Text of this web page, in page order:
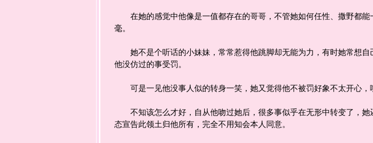
在她的感觉中他像是一值都存在的哥哥，不管她如何任性、撒野都能
毫。
她不是个听话的小妹妹，常常惹得他跳脚却无能为力，有时她常想自
他没仿过的事受罚。
可是一见他没事人似的转身一笑，她又觉得他不被罚好象不太开心，
不知该怎么才好，自从他吻过她后，很多事似乎在无形中转变了，她
态宣告此领土归他所有，完全不用知会本人同意。